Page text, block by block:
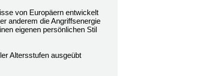
von Europäern entwickelt
anderem die Angriffsenergie
eigenen persönlichen Stil
Altersstufen ausgeübt